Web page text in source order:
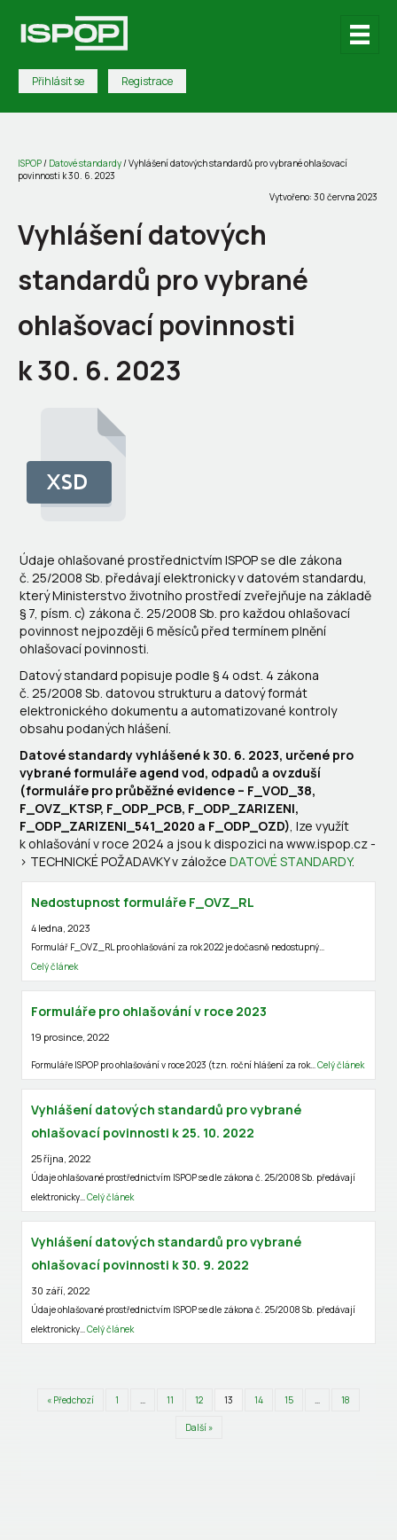
Přihlásit se Registrace
ISPOP/ Datové standardy/Vyhlášení datových standardů pro vybrané ohlašovací
povinnosti k 30. 6. 2023
Vytvořeno: 30 června 2023
Vyhlášení datových
standardů pro vybrané
ohlašovací povinnosti
k 30. 6. 2023
Údaje ohlašované prostřednictvím ISPOP se dle zákona
č. 25/2008 Sb. předávají elektronicky v datovém standardu,
který Ministerstvo životního prostředí zveřejňuje na základě
§ 7, písm. c) zákona č. 25/2008 Sb. pro každou ohlašovací
povinnost nejpozději 6 měsíců před termínem plnění
ohlašovací povinnosti.
Datový standard popisuje podle § 4 odst. 4 zákona
č. 25/2008 Sb. datovou strukturu a datový formát
elektronického dokumentu a automatizované kontroly
obsahu podaných hlášení.
Datové standardy vyhlášené k 30. 6. 2023, určené pro
vybrané formuláře agend vod, odpadů a ovzduší
(formuláře pro průběžné evidence – F_VOD_38,
F_OVZ_KTSP, F_ODP_PCB, F_ODP_ZARIZENI,
F_ODP_ZARIZENI_541_2020 a F_ODP_OZD), lze využít
k ohlašování v roce 2024 a jsou k dispozici na www.ispop.cz -
> TECHNICKÉ POŽADAVKY v záložce DATOVÉ STANDARDY.
Nedostupnost formuláře F_OVZ_RL
4 ledna, 2023
Formulář F_OVZ_RL pro ohlašování za rok 2022 je dočasně nedostupný…
Celý článek
Formuláře pro ohlašování v roce 2023
19 prosince, 2022
Formuláře ISPOP pro ohlašování v roce 2023 (tzn. roční hlášení za rok…Celý článek
Vyhlášení datových standardů pro vybrané
ohlašovací povinnosti k 25. 10. 2022
25 října, 2022
Údaje ohlašované prostřednictvím ISPOP se dle zákona č. 25/2008 Sb. předávají
elektronicky…Celý článek
Vyhlášení datových standardů pro vybrané
ohlašovací povinnosti k 30. 9. 2022
30 září, 2022
Údaje ohlašované prostřednictvím ISPOP se dle zákona č. 25/2008 Sb. předávají
elektronicky…Celý článek
« Předchozí 1 … 11 12 13 14 15 … 18
Další »